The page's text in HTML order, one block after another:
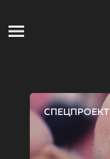
СПЕЦПРОЕКТ